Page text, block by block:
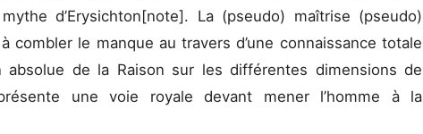
d’Erysichton[note]. La (pseudo) maîtrise (pseudo)
combler le manque au travers d’une connaissance totale
absolue de la Raison sur les différentes dimensions de
une voie royale devant mener l’homme à la